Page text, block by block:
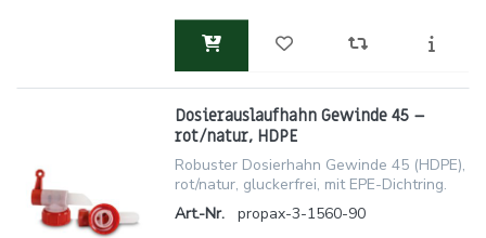
Dosierauslaufhahn Gewinde 45 –
rot/natur, HDPE
Robuster Dosierhahn Gewinde 45 (HDPE),
rot/natur, gluckerfrei, mit EPE-Dichtring.
Art.-Nr.
propax-3-1560-90